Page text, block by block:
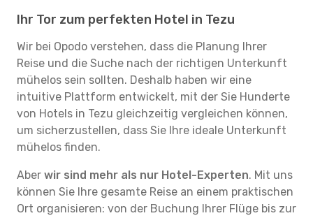
Ihr Tor zum perfekten Hotel in Tezu
Wir bei Opodo verstehen, dass die Planung Ihrer
Reise und die Suche nach der richtigen Unterkunft
mühelos sein sollten. Deshalb haben wir eine
intuitive Plattform entwickelt, mit der Sie Hunderte
von Hotels in Tezu gleichzeitig vergleichen können,
um sicherzustellen, dass Sie Ihre ideale Unterkunft
mühelos finden.
Aber wir sind mehr als nur Hotel-Experten. Mit uns
können Sie Ihre gesamte Reise an einem praktischen
Ort organisieren: von der Buchung Ihrer Flüge bis zur